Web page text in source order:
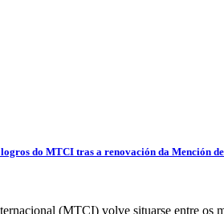
do MTCI tras a renovación da Mención
(MTCI) volve situarse entre